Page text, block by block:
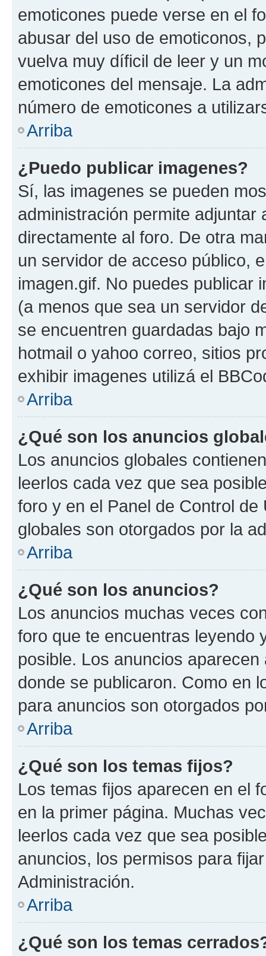
emoticones puede verse en el
abusar del uso de emoticonos,
vuelva muy díficil de leer y un
emoticones del mensaje. La
número de emoticones a
Arriba
¿Puedo publicar imagenes?
Sí, las imagenes se pueden
administración permite
directamente al foro. De otra
un servidor de acceso público,
imagen.gif. No puedes publicar
(a menos que sea un servidor
se encuentren guardadas bajo
hotmail o yahoo correo, sitios
exhibir imagenes utilizá el
Arriba
¿Qué son los anuncios
Los anuncios globales
leerlos cada vez que sea
foro y en el Panel de Control
globales son otorgados por la
Arriba
¿Qué son los anuncios?
Los anuncios muchas veces
foro que te encuentras leyendo
posible. Los anuncios
donde se publicaron. Como en
para anuncios son otorgados
Arriba
¿Qué son los temas fijos?
Los temas fijos aparecen en el
en la primer página. Muchas
leerlos cada vez que sea
anuncios, los permisos para
Administración.
Arriba
¿Qué son los temas